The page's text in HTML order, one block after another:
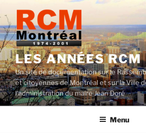
au
contenu
LES ANNÉES RCM
Un site de documentation sur le
et citoyennes de Montréal et sur la Ville
l'administration du maire Jean Doré
Menu